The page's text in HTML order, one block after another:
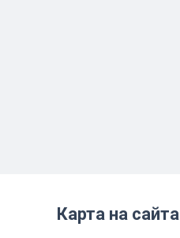
Карта на сайта